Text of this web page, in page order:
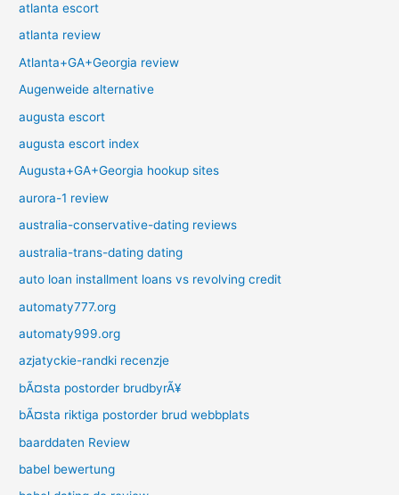
atlanta escort
atlanta review
Atlanta+GA+Georgia review
Augenweide alternative
augusta escort
augusta escort index
Augusta+GA+Georgia hookup sites
aurora-1 review
australia-conservative-dating reviews
australia-trans-dating dating
auto loan installment loans vs revolving credit
automaty777.org
automaty999.org
azjatyckie-randki recenzje
bÃ¤sta postorder brudbyrÃ¥
bÃ¤sta riktiga postorder brud webbplats
baarddaten Review
babel bewertung